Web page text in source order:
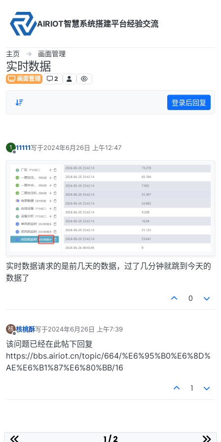
AIRIOT智慧系统搭建平台经验交流
主页 画面管理
实时数据
画面管理 2
登录后回复
1 11111写于2024年6月26日 上午12:47
最后由 编辑
实时数据请求的是前几天的数据，过了几分钟就跳到今天的
数据了
0
核 核桃酥写于2024年6月26日 上午7:39
最后由 编辑
该问题已经在此帖下回复
https://bbs.airiot.cn/topic/664/%E6%95%B0%E6%8D%
AE%E6%B1%87%E6%80%BB/16
1
1 / 2